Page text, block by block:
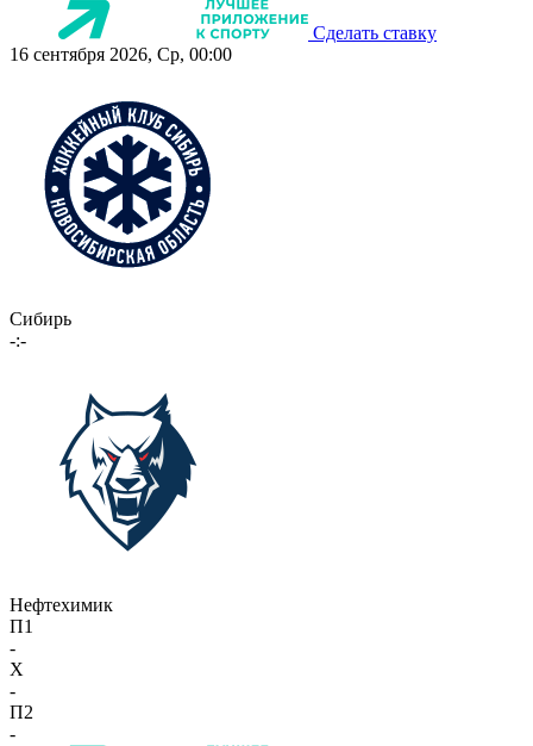
Сделать ставку
16 сентября 2026, Ср, 00:00
Сибирь
-:-
Нефтехимик
П1
-
X
-
П2
-